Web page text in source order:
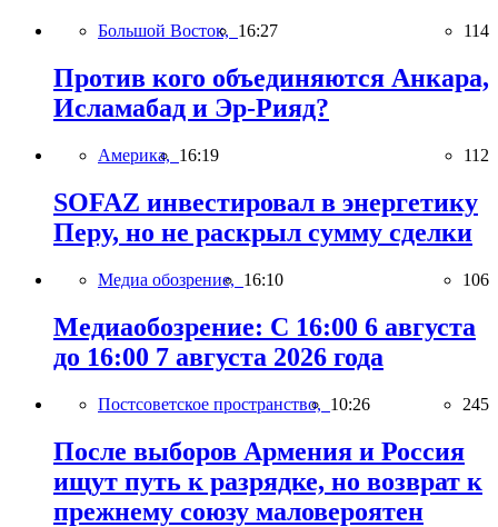
Большой Восток, 16:27 114
Против кого объединяются Анкара,
Исламабад и Эр-Рияд?
Америка, 16:19 112
SOFAZ инвестировал в энергетику
Перу, но не раскрыл сумму сделки
Медиа обозрение, 16:10 106
Медиаобозрение: С 16:00 6 августа
до 16:00 7 августа 2026 года
Постсоветское пространство, 10:26 245
После выборов Армения и Россия
ищут путь к разрядке, но возврат к
прежнему союзу маловероятен